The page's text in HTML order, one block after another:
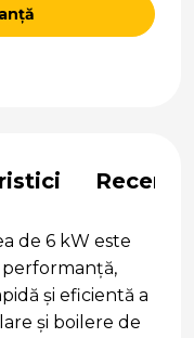
de 6 kW este
și eficientă a
și boilere de